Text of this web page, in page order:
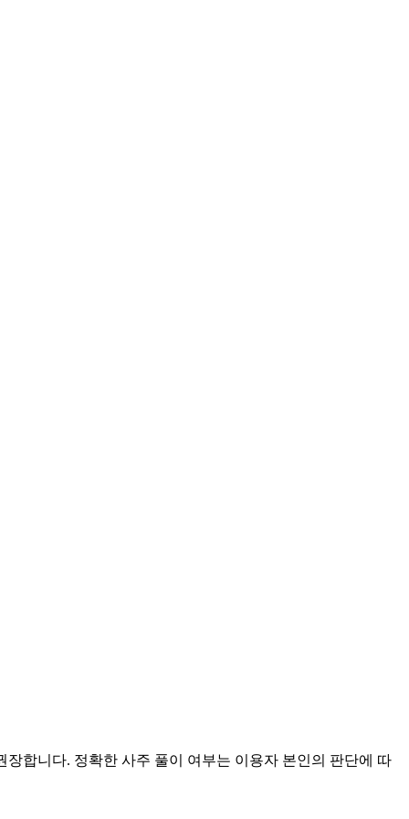
합니다. 정확한 사주 풀이 여부는 이용자 본인의 판단에 따